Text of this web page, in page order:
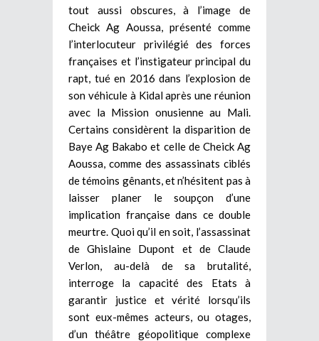
tout aussi obscures, à l’image de
Cheick Ag Aoussa, présenté comme
l’interlocuteur privilégié des forces
françaises et l’instigateur principal du
rapt, tué en 2016 dans l’explosion de
son véhicule à Kidal après une réunion
avec la Mission onusienne au Mali.
Certains considèrent la disparition de
Baye Ag Bakabo et celle de Cheick Ag
Aoussa, comme des assassinats ciblés
de témoins gênants, et n’hésitent pas à
laisser planer le soupçon d’une
implication française dans ce double
meurtre. Quoi qu’il en soit, l’assassinat
de Ghislaine Dupont et de Claude
Verlon, au-delà de sa brutalité,
interroge la capacité des Etats à
garantir justice et vérité lorsqu’ils
sont eux-mêmes acteurs, ou otages,
d’un théâtre géopolitique complexe